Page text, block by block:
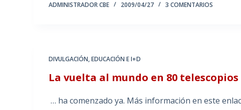
ADMINISTRADOR CBE 2009/04/27 3 COMENTARIOS
DIVULGACIÓN,EDUCACIÓN E I+D
La vuelta al mundo en 80
… ha comenzado ya. Más información en este